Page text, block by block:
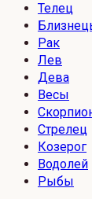
Телец
Рак
Лев
Дева
Весы
Стрелец
Козерог
Водолей
Рыбы